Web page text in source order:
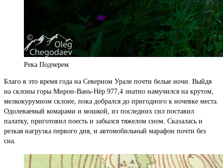
Река Подчерем
Благо в это время года на Северном Урале почти белые ночи. Выйдя
на склоны горы Мирон-Вань-Нёр 977,4 знатно намучился на крутом,
мелкокурумном склоне, пока добрался до пригодного к ночевке места.
Одолеваемый комарами и мошкой, из последних сил поставил
палатку, приготовил поесть и забылся тяжелом сном. Сказалась и
резкая нагрузка первого дня, и автомобильный марафон почти без
сна.